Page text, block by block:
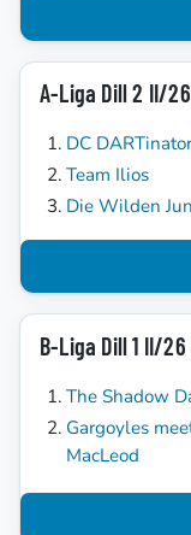
A-Liga Dill 2 II/26
DC
Team Ilios
Die Wilden
B-Liga Dill 1 II/26
The Shadow
Gargoyles
MacLeod